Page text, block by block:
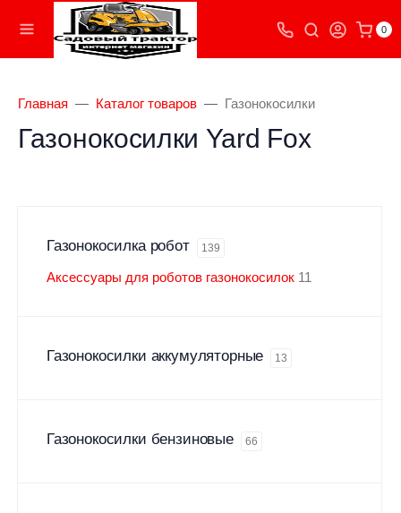
0
Главная Каталог товаров Газонокосилки
Газонокосилки Yard Fox
Газонокосилка робот 139
Аксессуары для роботов газонокосилок 11
Газонокосилки аккумуляторные 13
Газонокосилки бензиновые 66